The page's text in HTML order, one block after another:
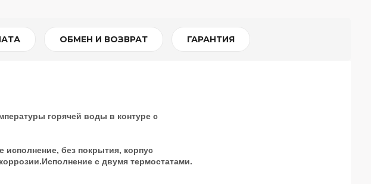
ОБМЕН И ВОЗВРАТ ГАРАНТИЯ
горячей воды в контуре с
без покрытия, корпус
с двумя термостатами.